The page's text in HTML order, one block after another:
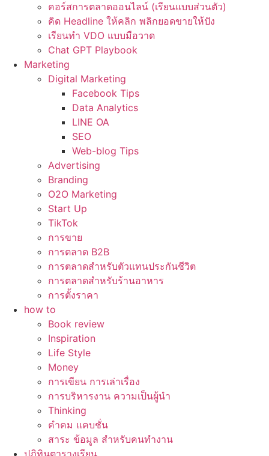
คอร์สการตลาดออนไลน์ (เรียนแบบส่วนตัว)
คิด Headline ให้คลิก พลิกยอดขายให้ปัง
เรียนทำ VDO แบบมือวาด
Chat GPT Playbook
Marketing
Digital Marketing
Facebook Tips
Data Analytics
LINE OA
SEO
Web-blog Tips
Advertising
Branding
O2O Marketing
Start Up
TikTok
การขาย
การตลาด B2B
การตลาดสำหรับตัวแทนประกันชีวิต
การตลาดสำหรับร้านอาหาร
การตั้งราคา
how to
Book review
Inspiration
Life Style
Money
การเขียน การเล่าเรื่อง
การบริหารงาน ความเป็นผู้นำ
Thinking
คำคม แคบชั่น
สาระ ข้อมูล สำหรับคนทำงาน
ปฏิทินตารางเรียน